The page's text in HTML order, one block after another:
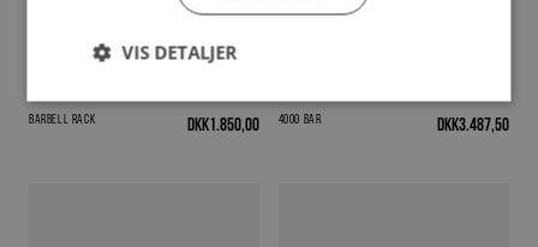
Barbell Rack DKK1.850,00 4000 Bar DKK3.487,50
VIS DETALJER